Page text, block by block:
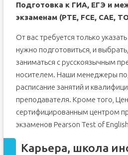
Подготовка к ГИА, ЕГЭ и
экзаменам (PTE, FCE, CAE,
От вас требуется только
нужно подготовиться, и
заниматься с русскоязычным
носителем. Наши менеджеры
расписание занятий и
преподавателя. Кроме того,
сертифицированным центром
экзаменов Pearson Test of
Карьера, школа